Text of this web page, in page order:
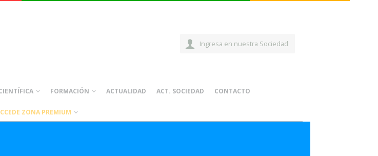
Ingresa en nuestra Sociedad
FORMACIÓN ACTUALIDAD ACT. SOCIEDAD CONTACTO
ZONA PREMIUM